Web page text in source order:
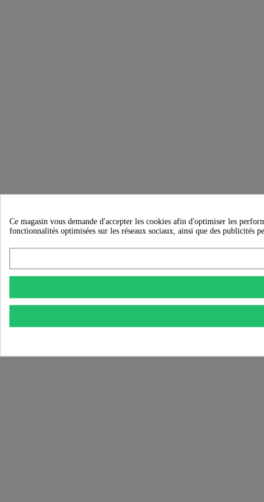
Ce magasin vous demande d'accepter les cookies afin d'optimiser les
fonctionnalités optimisées sur les réseaux sociaux, ainsi que des publicités